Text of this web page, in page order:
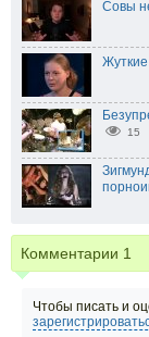
Совы
15
Комментарии 1
Чтобы писать и